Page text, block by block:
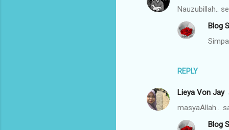
Nauzubillah..
REPLY
Blog
Lieya Von Jay
masyaAllah...
Blog